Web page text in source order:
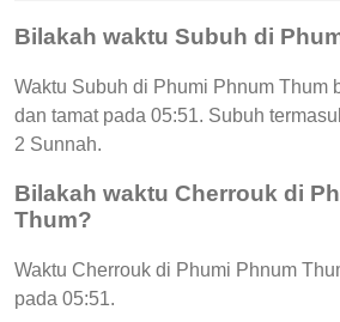
Bilakah waktu Subuh di
Waktu Subuh di Phumi Phnum Thum
dan tamat pada 05:51. Subuh
2 Sunnah.
Bilakah waktu Cherrouk di
Thum?
Waktu Cherrouk di Phumi Phnum
pada 05:51.